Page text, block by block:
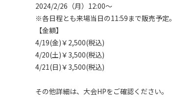
2024/2/26（月）12:00～
※各日程とも来場当日の11:59まで販売予定。
【金額】
4/19(金)￥2,500(税込)
4/20(土)￥3,500(税込)
4/21(日)￥3,500(税込)